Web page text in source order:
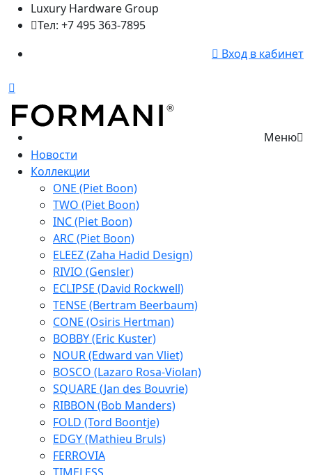
Luxury Hardware Group
Тел: +7 495 363-7895
Вход в кабинет
Меню
Новости
Коллекции
ONE (Piet Boon)
TWO (Piet Boon)
INC (Piet Boon)
ARC (Piet Boon)
ELEEZ (Zaha Hadid Design)
RIVIO (Gensler)
ECLIPSE (David Rockwell)
TENSE (Bertram Beerbaum)
CONE (Osiris Hertman)
BOBBY (Eric Kuster)
NOUR (Edward van Vliet)
BOSCO (Lazaro Rosa-Violan)
SQUARE (Jan des Bouvrie)
RIBBON (Bob Manders)
FOLD (Tord Boontje)
EDGY (Mathieu Bruls)
FERROVIA